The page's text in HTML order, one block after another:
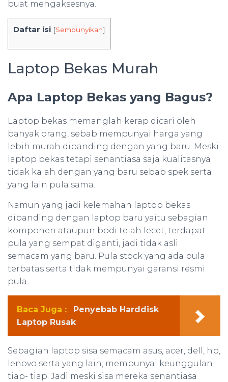
buat mengaksesnya.
Daftar isi [Sembunyikan]
Laptop Bekas Murah
Apa Laptop Bekas yang Bagus?
Laptop bekas memanglah kerap dicari oleh
banyak orang, sebab mempunyai harga yang
lebih murah dibanding dengan yang baru. Meski
laptop bekas tetapi senantiasa saja kualitasnya
tidak kalah dengan yang baru sebab spek serta
yang lain pula sama.
Namun yang jadi kelemahan laptop bekas
dibanding dengan laptop baru yaitu sebagian
komponen ataupun bodi telah lecet, terdapat
pula yang sempat diganti, jadi tidak asli
semacam yang baru. Pula stock yang ada pula
terbatas serta tidak mempunyai garansi resmi
pula.
Baca Juga :
Penyebab Harddisk
Laptop Rusak
Sebagian laptop sisa semacam asus, acer, dell, hp,
lenovo serta yang lain, mempunyai keunggulan
tiap- tiap. Jadi meski sisa mereka senantiasa